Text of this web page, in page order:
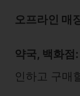
오프라인 매
약국, 백화점:
인하고 구매